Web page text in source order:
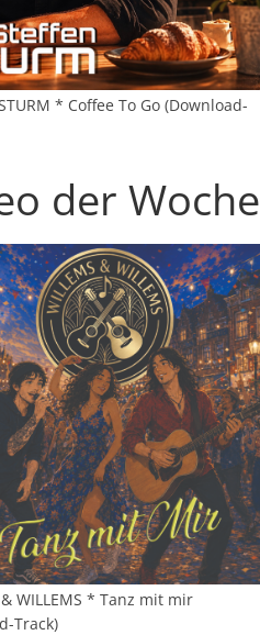
* Coffee To Go (Download-
der Woche
& WILLEMS * Tanz mit mir
Track)